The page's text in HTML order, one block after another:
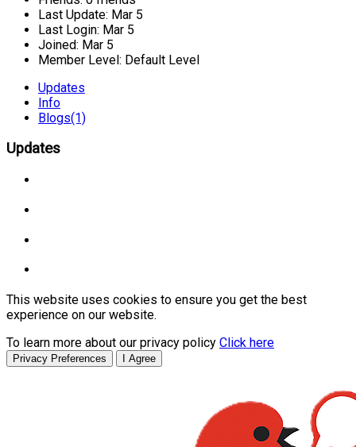
Last Update: Mar 5
Last Login: Mar 5
Joined: Mar 5
Member Level: Default Level
Updates
Info
Blogs(1)
Updates
This website uses cookies to ensure you get the best
experience on our website.
To learn more about our privacy policy Click here
Privacy Preferences I Agree